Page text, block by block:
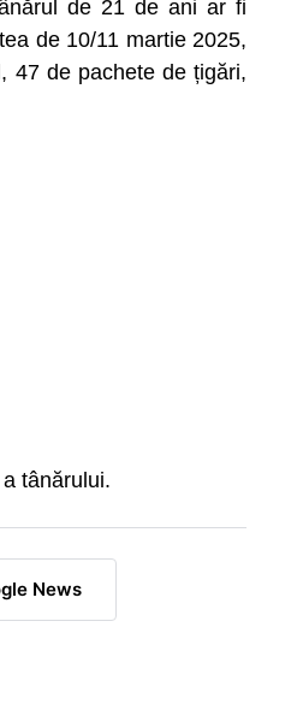
de 21 de ani ar fi
de 10/11 martie 2025,
47 de pachete de țigări,
tânărului.
News